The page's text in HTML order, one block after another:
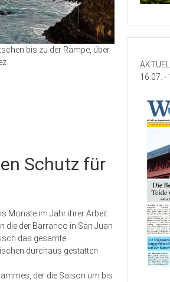
bis zu der Rampe, über
Schutz für
Monate im Jahr ihrer Arbeit
die der Barranco in San Juan
das gesamte
durchaus gestatten
der die Saison um bis
16.07. -